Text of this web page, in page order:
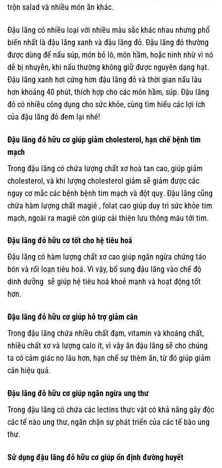
trộn salad và nhiều món ăn khác.
Đậu lăng có nhiều loại với nhiều màu sắc khác nhau nhưng phổ
biến nhất là đậu lăng xanh và đậu lăng đỏ. Đậu lăng đỏ thường
được dùng để nấu súp, món bỏ lò, món hầm, hoặc ninh nhừ vì nó
dễ bị nhuyễn, khi nấu thường không giữ được nguyên dạng hạt.
Đậu lăng xanh hơi cứng hơn đậu lăng đỏ và thời gian nấu lâu
hơn khoảng 40 phút, thích hợp cho các món hầm, súp. Đậu lăng
đỏ có nhiều công dụng cho sức khỏe, cùng tìm hiểu các lợi ích
của đậu lăng đỏ đem lại nhé!
Đậu lăng đỏ hữu cơ giúp giảm cholesterol, hạn chế bệnh tim
mạch
Trong đậu lăng có chứa lượng chất xơ hoà tan cao, giúp giảm
cholesterol, và khi lượng cholesterol giảm sẽ giảm được các
nguy cơ mắc các bệnh bệnh tim mạch và đột quỵ. Đậu lăng cũng
chứa hàm lượng chất magiê , folat cao giúp duy trì sức khỏe tim
mạch, ngoài ra magiê còn giúp cải thiện lưu thông máu tới tim.
Đậu lăng đỏ hữu cơ tốt cho hệ tiêu hoá
Đậu lăng có hàm lượng chất xơ cao giúp ngăn ngừa chứng táo
bón và rối loạn tiêu hoá. Vì vậy, bổ sung đậu lăng vào chế độ
dinh dưỡng sẽ giúp hệ tiêu hoá khoẻ mạnh và hoạt động tốt
hơn.
Đậu lăng đỏ hữu cơ giúp hỗ trợ giảm cân
Trong đậu lăng chứa nhiều chất đạm, vitamin và khoáng chất,
nhiều chất xơ và lượng calo ít, vì vậy ăn đậu lăng sẽ cho chúng
ta có cảm giác no lâu hơn, hạn chế sự thèm ăn, từ đó giúp giảm
cân hiệu quả.
Đậu lăng đỏ hữu cơ giúp ngăn ngừa ung thư
Trong đậu lăng có chứa các lectins thực vật có khả năng gây độc
các tế nào ung thư, ngăn chặn sự phát triển của các tế bào ung
thư.
Sử dụng đậu lăng đỏ hữu cơ giúp ổn định đường huyết